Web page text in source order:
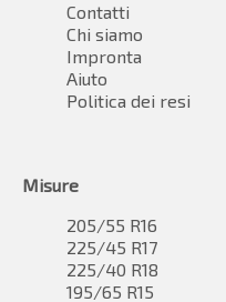
Contatti
Chi siamo
Impronta
Aiuto
Politica dei resi
Misure
205/55 R16
225/45 R17
225/40 R18
195/65 R15